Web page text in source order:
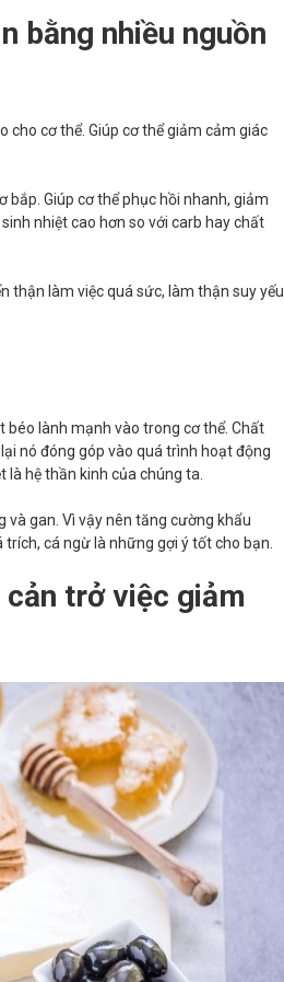
bằng nhiều nguồn
cho cơ thể. Giúp cơ thể giảm cảm giác
Giúp cơ thể phục hồi nhanh, giảm
nhiệt cao hơn so với carb hay chất
thận làm việc quá sức, làm thận suy yếu
lành mạnh vào trong cơ thể. Chất
nó đóng góp vào quá trình hoạt động
hệ thần kinh của chúng ta.
gan. Vì vậy nên tăng cường khẩu
cá ngừ là những gợi ý tốt cho bạn.
cản trở việc giảm